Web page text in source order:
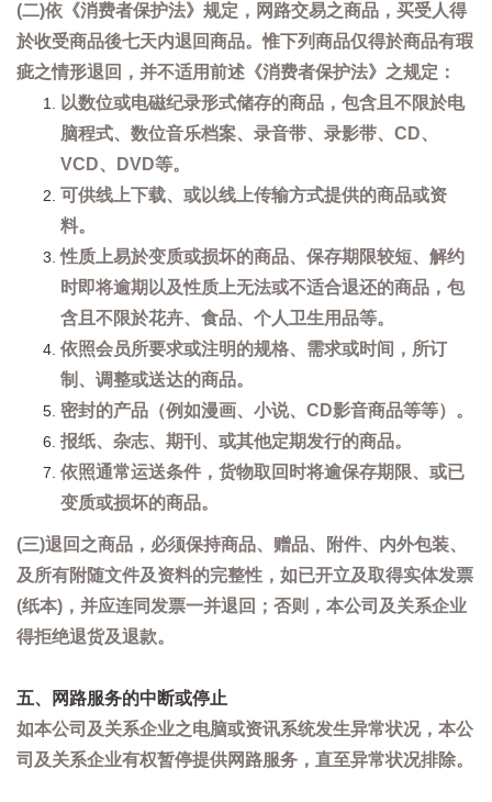
(二)依《消费者保护法》规定，网路交易之商品，买受人得
於收受商品後七天内退回商品。惟下列商品仅得於商品有瑕
疵之情形退回，并不适用前述《消费者保护法》之规定：
以数位或电磁纪录形式储存的商品，包含且不限於电
脑程式、数位音乐档案、录音带、录影带、CD、
VCD、DVD等。
可供线上下载、或以线上传输方式提供的商品或资
料。
性质上易於变质或损坏的商品、保存期限较短、解约
时即将逾期以及性质上无法或不适合退还的商品，包
含且不限於花卉、食品、个人卫生用品等。
依照会员所要求或注明的规格、需求或时间，所订
制、调整或送达的商品。
密封的产品（例如漫画、小说、CD影音商品等等）。
报纸、杂志、期刊、或其他定期发行的商品。
依照通常运送条件，货物取回时将逾保存期限、或已
变质或损坏的商品。
(三)退回之商品，必须保持商品、赠品、附件、内外包装、
及所有附随文件及资料的完整性，如已开立及取得实体发票
(纸本)，并应连同发票一并退回；否则，本公司及关系企业
得拒绝退货及退款。
五、网路服务的中断或停止
如本公司及关系企业之电脑或资讯系统发生异常状况，本公
司及关系企业有权暂停提供网路服务，直至异常状况排除。